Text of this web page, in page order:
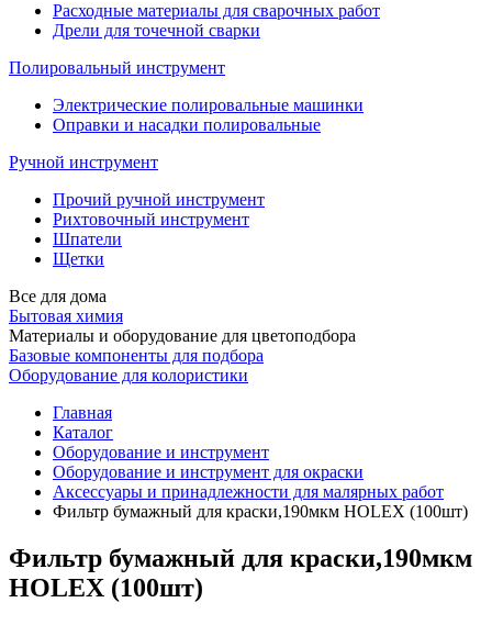
Расходные материалы для сварочных работ
Дрели для точечной сварки
Полировальный инструмент
Электрические полировальные машинки
Оправки и насадки полировальные
Ручной инструмент
Прочий ручной инструмент
Рихтовочный инструмент
Шпатели
Щетки
Все для дома
Бытовая химия
Материалы и оборудование для цветоподбора
Базовые компоненты для подбора
Оборудование для колористики
Главная
Каталог
Оборудование и инструмент
Оборудование и инструмент для окраски
Аксессуары и принадлежности для малярных работ
Фильтр бумажный для краски,190мкм HOLEX (100шт)
Фильтр бумажный для краски,190мкм
HOLEX (100шт)